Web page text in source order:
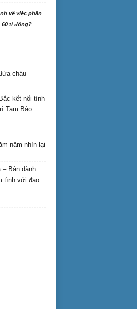
về việc phần
60 tỉ đồng?
cháu
kết nối tình
Tam Bảo
năm nhìn lại
– Bản dành
tình với đạo